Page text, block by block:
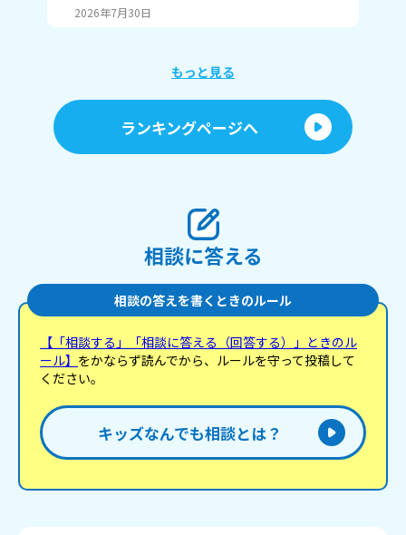
イ！
2026年7月30日
もっと見る
ランキングページへ
相談に答える
相談の答えを書くときのルール
【「相談する」「相談に答える（回答する）」ときのル
ール】 をかならず読んでから、ルールを守って投稿して
ください。
キッズなんでも相談とは？